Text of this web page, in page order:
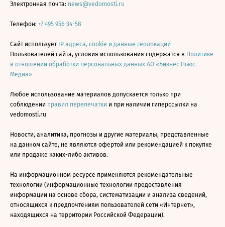
Электронная почта: news@vedomosti.ru
Телефон: +7 495 956-34-58
Сайт использует IP адреса, cookie и данные геолокации
Пользователей сайта, условия использования содержатся в Политике
в отношении обработки персональных данных АО «Бизнес Ньюс
Медиа»
Любое использование материалов допускается только при
соблюдении правил перепечатки и при наличии гиперссылки на
vedomosti.ru
Новости, аналитика, прогнозы и другие материалы, представленные
на данном сайте, не являются офертой или рекомендацией к покупке
или продаже каких-либо активов.
На информационном ресурсе применяются рекомендательные
технологии (информационные технологии предоставления
информации на основе сбора, систематизации и анализа сведений,
относящихся к предпочтениям пользователей сети «Интернет»,
находящихся на территории Российской Федерации).